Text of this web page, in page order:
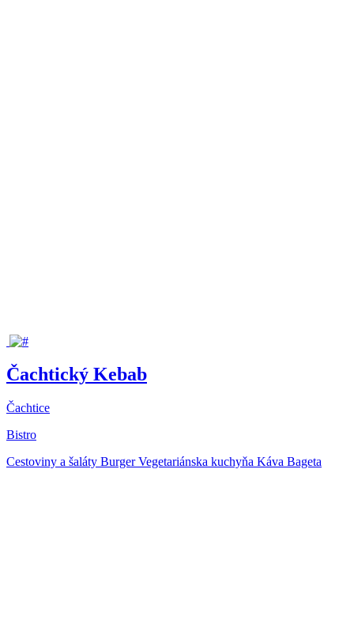
Čachtický Kebab
Čachtice
Bistro
Cestoviny a šaláty BurgerVegetariánska kuchyňa Káva Bageta